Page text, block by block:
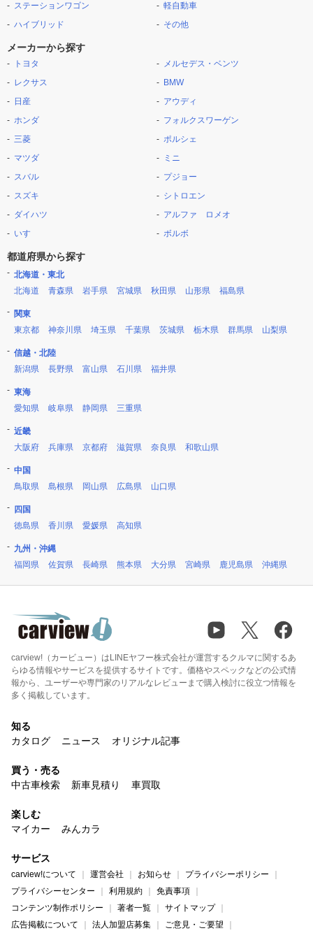
ステーションワゴン
ハイブリッド
軽自動車
その他
メーカーから探す
トヨタ
レクサス
日産
ホンダ
三菱
マツダ
スバル
スズキ
ダイハツ
いすゞ
メルセデス・ベンツ
BMW
アウディ
フォルクスワーゲン
ポルシェ
ミニ
プジョー
シトロエン
アルファ ロメオ
ボルボ
都道府県から探す
北海道・東北
北海道
青森県 岩手県 宮城県 秋田県 山形県 福島県
関東
東京都
神奈川県 埼玉県 千葉県 茨城県 栃木県 群馬県 山梨県
信越・北陸
新潟県
長野県 富山県 石川県 福井県
東海
愛知県
岐阜県 静岡県 三重県
近畿
大阪府
兵庫県 京都府 滋賀県 奈良県 和歌山県
中国
鳥取県
島根県 岡山県 広島県 山口県
四国
徳島県
香川県 愛媛県 高知県
九州・沖縄
福岡県
佐賀県 長崎県 熊本県 大分県 宮崎県 鹿児島県 沖縄県
carview!（カービュー）はLINEヤフー株式会社が運営するクルマに関するあ
らゆる情報やサービスを提供するサイトです。価格やスペックなどの公式情
報から、ユーザーや専門家のリアルなレビューまで購入検討に役立つ情報を
多く掲載しています。
知る
カタログ
ニュース オリジナル記事
買う・売る
中古車検索
新車見積り 車買取
楽しむ
マイカー
みんカラ
サービス
carview!について 運営会社 お知らせ
プライバシーポリシー
プライバシーセンター
利用規約
免責事項
コンテンツ制作ポリシー
著者一覧
サイトマップ
広告掲載について
法人加盟店募集 ご意見・ご要望